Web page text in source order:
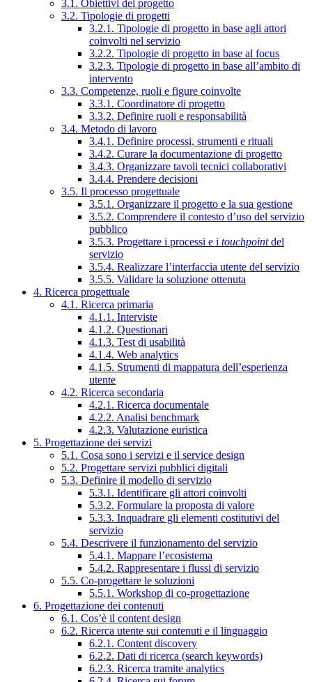
3.1. Obiettivi del progetto
3.2. Tipologie di progetti
3.2.1. Tipologie di progetto in base agli attori
coinvolti nel servizio
3.2.2. Tipologie di progetto in base al focus
3.2.3. Tipologie di progetto in base all’ambito di
intervento
3.3. Competenze, ruoli e figure coinvolte
3.3.1. Coordinatore di progetto
3.3.2. Definire ruoli e responsabilità
3.4. Metodo di lavoro
3.4.1. Definire processi, strumenti e rituali
3.4.2. Curare la documentazione di progetto
3.4.3. Organizzare tavoli tecnici collaborativi
3.4.4. Prendere decisioni
3.5. Il processo progettuale
3.5.1. Organizzare il progetto e la sua gestione
3.5.2. Comprendere il contesto d’uso del servizio
pubblico
3.5.3. Progettare i processi e i touchpointdel
servizio
3.5.4. Realizzare l’interfaccia utente del servizio
3.5.5. Validare la soluzione ottenuta
4. Ricerca progettuale
4.1. Ricerca primaria
4.1.1. Interviste
4.1.2. Questionari
4.1.3. Test di usabilità
4.1.4. Web analytics
4.1.5. Strumenti di mappatura dell’esperienza
utente
4.2. Ricerca secondaria
4.2.1. Ricerca documentale
4.2.2. Analisi benchmark
4.2.3. Valutazione euristica
5. Progettazione dei servizi
5.1. Cosa sono i servizi e il service design
5.2. Progettare servizi pubblici digitali
5.3. Definire il modello di servizio
5.3.1. Identificare gli attori coinvolti
5.3.2. Formulare la proposta di valore
5.3.3. Inquadrare gli elementi costitutivi del
servizio
5.4. Descrivere il funzionamento del servizio
5.4.1. Mappare l’ecosistema
5.4.2. Rappresentare i flussi di servizio
5.5. Co-progettare le soluzioni
5.5.1. Workshop di co-progettazione
6. Progettazione dei contenuti
6.1. Cos’è il content design
6.2. Ricerca utente sui contenuti e il linguaggio
6.2.1. Content discovery
6.2.2. Dati di ricerca (search keywords)
6.2.3. Ricerca tramite analytics